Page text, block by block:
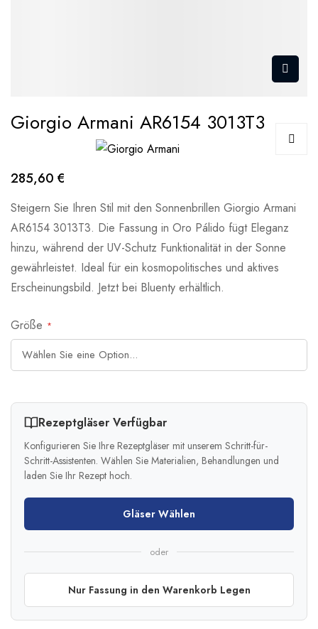
Giorgio Armani AR6154 3013T3
285,60 €
Steigern Sie Ihren Stil mit den Sonnenbrillen Giorgio Armani
AR6154 3013T3. Die Fassung in Oro Pálido fügt Eleganz
hinzu, während der UV-Schutz Funktionalität in der Sonne
gewährleistet. Ideal für ein kosmopolitisches und aktives
Erscheinungsbild. Jetzt bei Bluenty erhältlich.
Größe
Rezeptgläser Verfügbar
Konfigurieren Sie Ihre Rezeptgläser mit unserem Schritt-für-
Schritt-Assistenten. Wählen Sie Materialien, Behandlungen und
laden Sie Ihr Rezept hoch.
Gläser Wählen
oder
Nur Fassung in den Warenkorb Legen